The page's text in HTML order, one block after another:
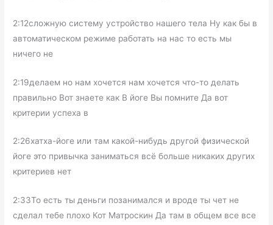
2:12сложную систему устройство нашего тела Ну как бы в
автоматическом режиме работать на нас то есть мы
ничего не
2:19делаем но нам хочется нам хочется что-то делать
правильно Вот знаете как В йоге Вы помните Да вот
критерии успеха в
2:26хатха-йоге или там какой-нибудь другой физической
йоге это привычка заниматься всё больше никаких других
критериев нет
2:33То есть ты деньги позанимался и вроде ты чет не
сделал тебе плохо Кот Матроскин Да там в общем все все